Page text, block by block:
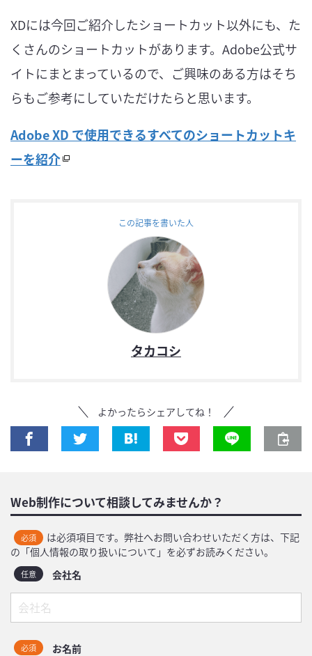
XDには今回ご紹介したショートカット以外にも、た
くさんのショートカットがあります。Adobe公式サ
イトにまとまっているので、ご興味のある方はそち
らもご参考にしていただけたらと思います。
Adobe XD で使用できるすべてのショートカットキ
ーを紹介
この記事を書いた人
タカコシ
よかったらシェアしてね！
Web制作について相談してみませんか？
必須
は必須項目です。弊社へお問い合わせいただく方は、下記
の「個人情報の取り扱いについて」を必ずお読みください。
会社名
任意
お名前
必須